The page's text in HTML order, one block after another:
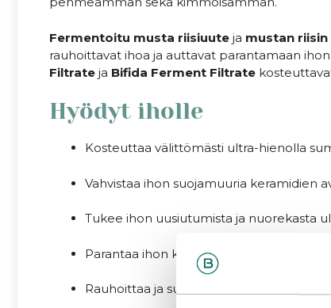
Fermentoitu musta riisiuute ja mustan
rauhoittavat ihoa ja auttavat parantamaan
Filtrate ja Bifida Ferment Filtrate
Hyödyt iholle
Kosteuttaa välittömästi ultra-hienolla
Vahvistaa ihon suojamuuria keramidien
Tukee ihon uusiutumista ja nuorekasta
Parantaa ihon kimmoisuutta ja
Rauhoittaa ja suojaa herkkää ihoa